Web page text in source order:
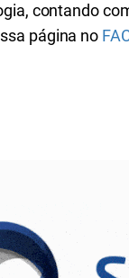
contando
página no